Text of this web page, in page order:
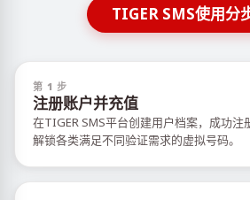
TIGER SMS使用分
第 1 步
注册账户并充值
在TIGER SMS平台创建用户档案，成功注
解锁各类满足不同验证需求的虚拟号码。